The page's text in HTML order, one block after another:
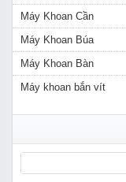
Máy Khoan Cần
Máy Khoan Búa
Máy Khoan Bàn
Máy khoan bắn vít